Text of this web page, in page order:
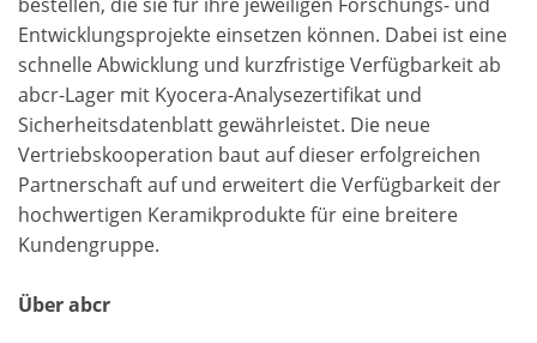
Entwicklungsprojekte einsetzen können. Dabei ist eine
schnelle Abwicklung und kurzfristige Verfügbarkeit ab
abcr-Lager mit Kyocera-Analysezertifikat und
Sicherheitsdatenblatt gewährleistet. Die neue
Vertriebskooperation baut auf dieser erfolgreichen
Partnerschaft auf und erweitert die Verfügbarkeit der
hochwertigen Keramikprodukte für eine breitere
Kundengruppe.
Über abcr